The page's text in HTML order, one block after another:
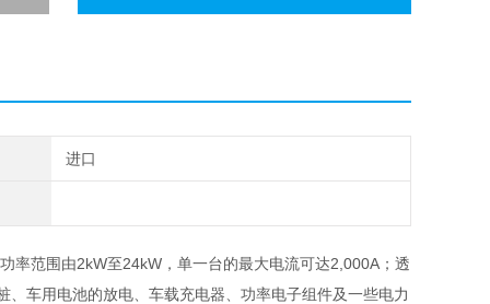
进口
率范围由2kW至24kW，单一台的最大电流可达2,000A；透
车用电池的放电、车载充电器、功率电子组件及一些电力